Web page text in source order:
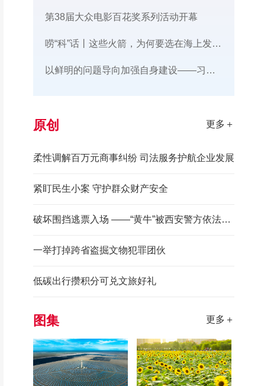
第38届大众电影百花奖系列活动开幕
唠“科”话丨这些火箭，为何要选在海上发射​？
​以鲜明的问题导向加强自身建设——习近平党建思想理论品格系列述评之三
原创 更多＋
柔性调解百万元商事纠纷 司法服务护航企业发展
紧盯民生小案 守护群众财产安全
破坏围挡逃票入场 ——“黄牛”被西安警方依法拘留
一举打掉跨省盗掘文物犯罪团伙
低碳出行攒积分可兑文旅好礼
图集 更多＋